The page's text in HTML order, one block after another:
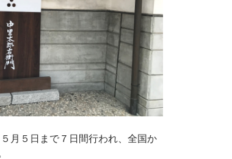
月５日まで７日間行われ、全国か